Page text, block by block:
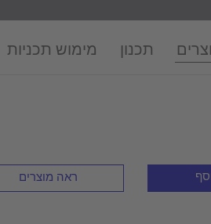
תכנון מימוש תכניות
ראה מוצרים